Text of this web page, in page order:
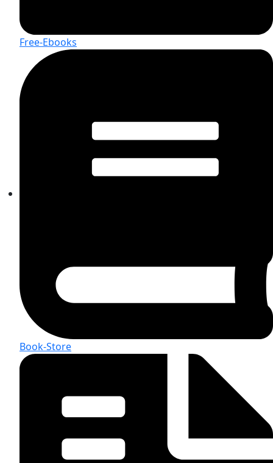
Free-Ebooks
Book-Store